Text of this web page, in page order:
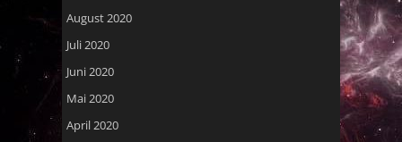
August 2020
Juli 2020
Juni 2020
Mai 2020
April 2020